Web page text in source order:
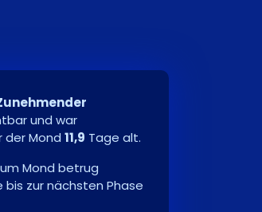
und war
der Mond 11,9 Tage alt.
Mond betrug
bis zur nächsten Phase